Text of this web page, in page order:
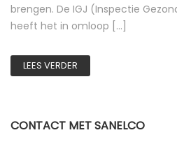
brengen. De IGJ (Inspectie
heeft het in omloop […]
LEES VERDER
CONTACT MET SANELCO